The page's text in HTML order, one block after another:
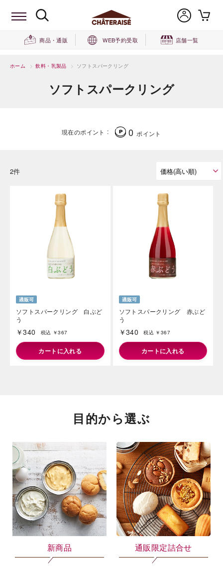
商品・通販 WEB予約受取 店舗一覧
ホーム > 飲料・乳製品 > ソフトスパークリング
ソフトスパークリング
現在のポイント 0 ポイント
2件
ソフトスパークリング 白ぶど
う
￥340 税込 ￥367
カートに入れる
ソフトスパークリング 赤ぶど
う
￥340 税込 ￥367
カートに入れる
目的から選ぶ
新商品 通販限定詰合せ